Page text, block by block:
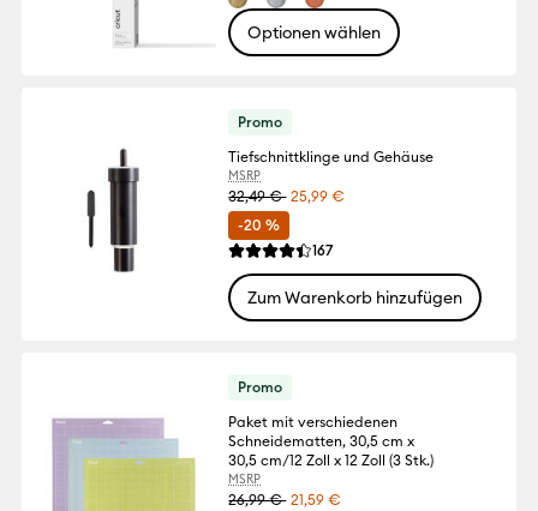
Optionen wählen
Promo
Tiefschnittklinge und Gehäuse
MSRP
32,49 € 25,99 €
-20 %
Die durchschnittliche Bewertung für
167Reviews
Zum Warenkorb hinzufügen
Promo
Paket mit verschiedenen
Schneidematten, 30,5 cm x
30,5 cm/12 Zoll x 12 Zoll (3 Stk.)
MSRP
26,99 € 21,59 €